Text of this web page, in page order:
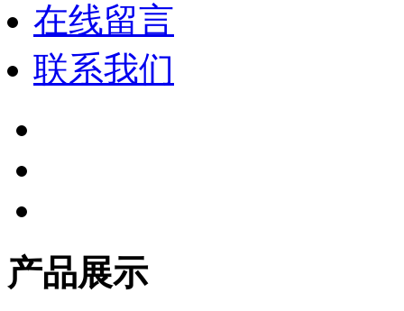
在线留言
联系我们
产品展示